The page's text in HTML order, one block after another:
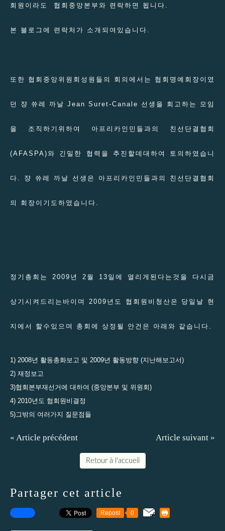
회원이라도 협회중앙본부와 련락하면 됩니다.
본 블로그에 련락처가 소개되여있습니다.
또한 협회중앙위원회성원들의 회의에서는 협회명예회장이였
던 쟝 쓔레 까날 Jean Suret-Canale 선생을 회고하는 모임
을 조직하기위하여 아프리카인민들과의 친선단결협회
(AFASPA)와 긴밀한 협력을 추진할데대하여 토의하였습니
다. 쟝 쓔레 까날 선생은 아프리카인민들과의 친선단결협회
의 회장이기도하였습니다.
정기총회는 2009년 2월 13일에 열리게된다는것을 다시금
상기시켜드리는바이며 2009년도 협회원비청산은 당일날 현
지에서 할수있으며 총회에 상정될 안건은 아래와 같습니다.
1) 2008년 활동총화보고 및 2009년 활동방향 (지난해보고서)
2) 재정보고
3)협회본부재선거에 대하여 (중앙본부 및 위원회)
4) 2010년도 협회원비결정
5)그밖의 여러가지 질문점들
« Article précédent Article suivant »
Retour à l'accueil
Partager cet article
Repost 0